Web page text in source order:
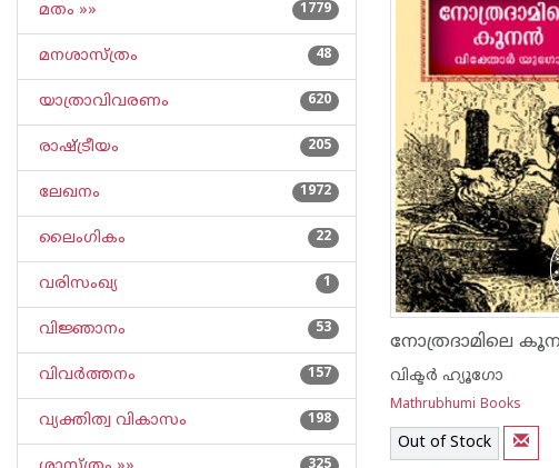
മതം »» 1779
മനശാസ്ത്രം 48
യാത്രാവിവരണം 620
രാഷ്ട്രീയം 205
ലേഖനം 1972
ലൈംഗികം 22
വരിസംഖ്യ 1
വിജ്ഞാനം 53
വിവര്‍ത്തനം 157
വ്യക്തിത്വ വികാസം 198
നോത്രദാമിലെ
വിക്ടര്‍ ഹ്യൂഗോ
Mathrubhumi Books
Out of Stock